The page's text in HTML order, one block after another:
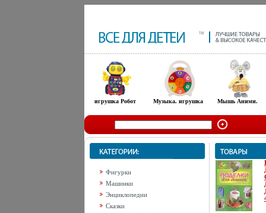
игрушка Робот Музыка. игрушка Мышь Аними.
Фигурки
Машинки
Энциклопедии
Сказки